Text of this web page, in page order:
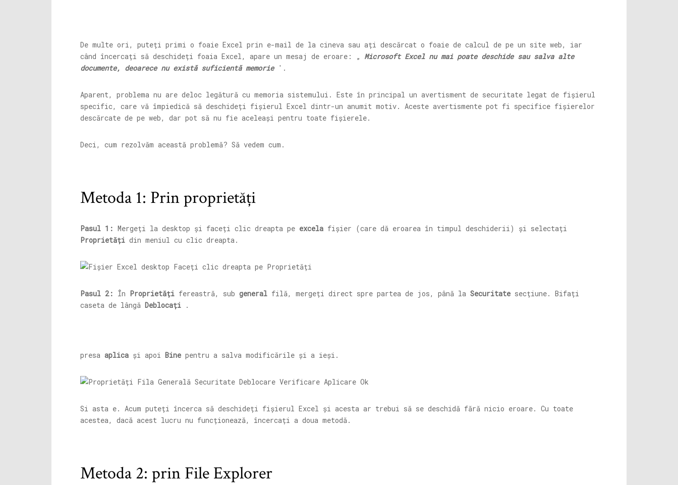
De multe ori, puteți primi o foaie Excel prin e-mail de la cineva sau ați descărcat o foaie de calcul de pe un site web, iar
când încercați să deschideți foaia Excel, apare un mesaj de eroare: „ Microsoft Excel nu mai poate deschide sau salva alte
documente, deoarece nu există suficientă memorie '.
Aparent, problema nu are deloc legătură cu memoria sistemului. Este în principal un avertisment de securitate legat de fișierul
specific, care vă împiedică să deschideți fișierul Excel dintr-un anumit motiv. Aceste avertismente pot fi specifice fișierelor
descărcate de pe web, dar pot să nu fie aceleași pentru toate fișierele.
Deci, cum rezolvăm această problemă? Să vedem cum.
Metoda 1: Prin proprietăți
Pasul 1: Mergeți la desktop și faceți clic dreapta pe excela fișier (care dă eroarea în timpul deschiderii) și selectați
Proprietăți din meniul cu clic dreapta.
Pasul 2: În Proprietăți fereastră, sub general filă, mergeți direct spre partea de jos, până la Securitate secțiune. Bifați
caseta de lângă Deblocați .
presa aplica și apoi Bine pentru a salva modificările și a ieși.
Si asta e. Acum puteți încerca să deschideți fișierul Excel și acesta ar trebui să se deschidă fără nicio eroare. Cu toate
acestea, dacă acest lucru nu funcționează, încercați a doua metodă.
Metoda 2: prin File Explorer